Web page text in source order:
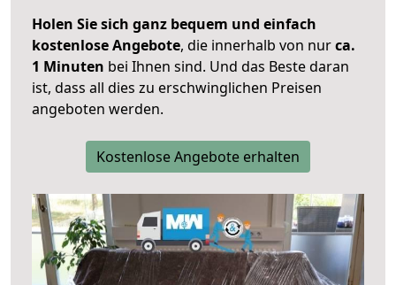
Holen Sie sich ganz bequem und einfach
kostenlose Angebote, die innerhalb von nurca.
1 Minuten bei Ihnen sind. Und das Beste daran
ist, dass all dies zu erschwinglichen Preisen
angeboten werden.
Kostenlose Angebote erhalten